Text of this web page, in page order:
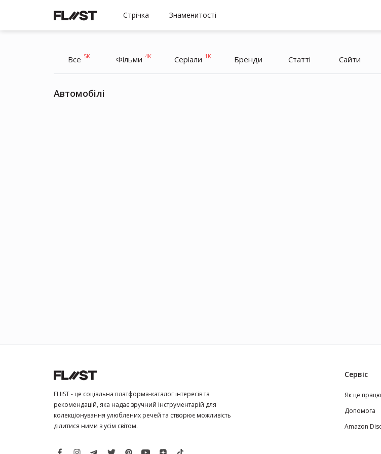
Стрічка Знаменитості
Все 5K Фільми 4K Серіали 1K Бренди Статті Сайти
Автомобілі
FLIIST - це соціальна платформа-каталог інтересів та
рекомендацій, яка надає зручний інструментарій для
колекціонування улюблених речей та створює можливість
ділитися ними з усім світом.
Сервіс
Як це
Допомога
Amazon